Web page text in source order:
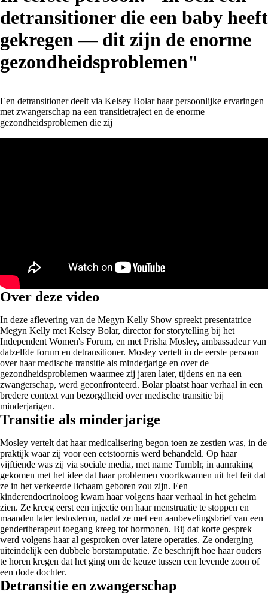
detransitioner die een baby heeft
gekregen — dit zijn de enorme
gezondheidsproblemen"
Een detransitioner deelt via Kelsey Bolar haar persoonlijke ervaringen
met zwangerschap na een transitietraject en de enorme
gezondheidsproblemen die zij
Over deze video
In deze aflevering van de Megyn Kelly Show spreekt presentatrice
Megyn Kelly met Kelsey Bolar, director for storytelling bij het
Independent Women's Forum, en met Prisha Mosley, ambassadeur van
datzelfde forum en detransitioner. Mosley vertelt in de eerste persoon
over haar medische transitie als minderjarige en over de
gezondheidsproblemen waarmee zij jaren later, tijdens en na een
zwangerschap, werd geconfronteerd. Bolar plaatst haar verhaal in een
bredere context van bezorgdheid over medische transitie bij
minderjarigen.
Transitie als minderjarige
Mosley vertelt dat haar medicalisering begon toen ze zestien was, in de
praktijk waar zij voor een eetstoornis werd behandeld. Op haar
vijftiende was zij via sociale media, met name Tumblr, in aanraking
gekomen met het idee dat haar problemen voortkwamen uit het feit dat
ze in het verkeerde lichaam geboren zou zijn. Een
kinderendocrinoloog kwam haar volgens haar verhaal in het geheim
zien. Ze kreeg eerst een injectie om haar menstruatie te stoppen en
maanden later testosteron, nadat ze met een aanbevelingsbrief van een
gendertherapeut toegang kreeg tot hormonen. Bij dat korte gesprek
werd volgens haar al gesproken over latere operaties. Ze onderging
uiteindelijk een dubbele borstamputatie. Ze beschrijft hoe haar ouders
te horen kregen dat het ging om de keuze tussen een levende zoon of
een dode dochter.
Detransitie en zwangerschap